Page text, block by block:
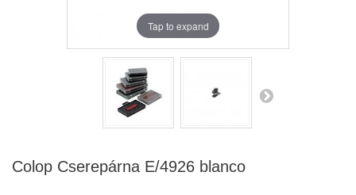
Tap to expand
Colop Cserepárna E/4926 blanco